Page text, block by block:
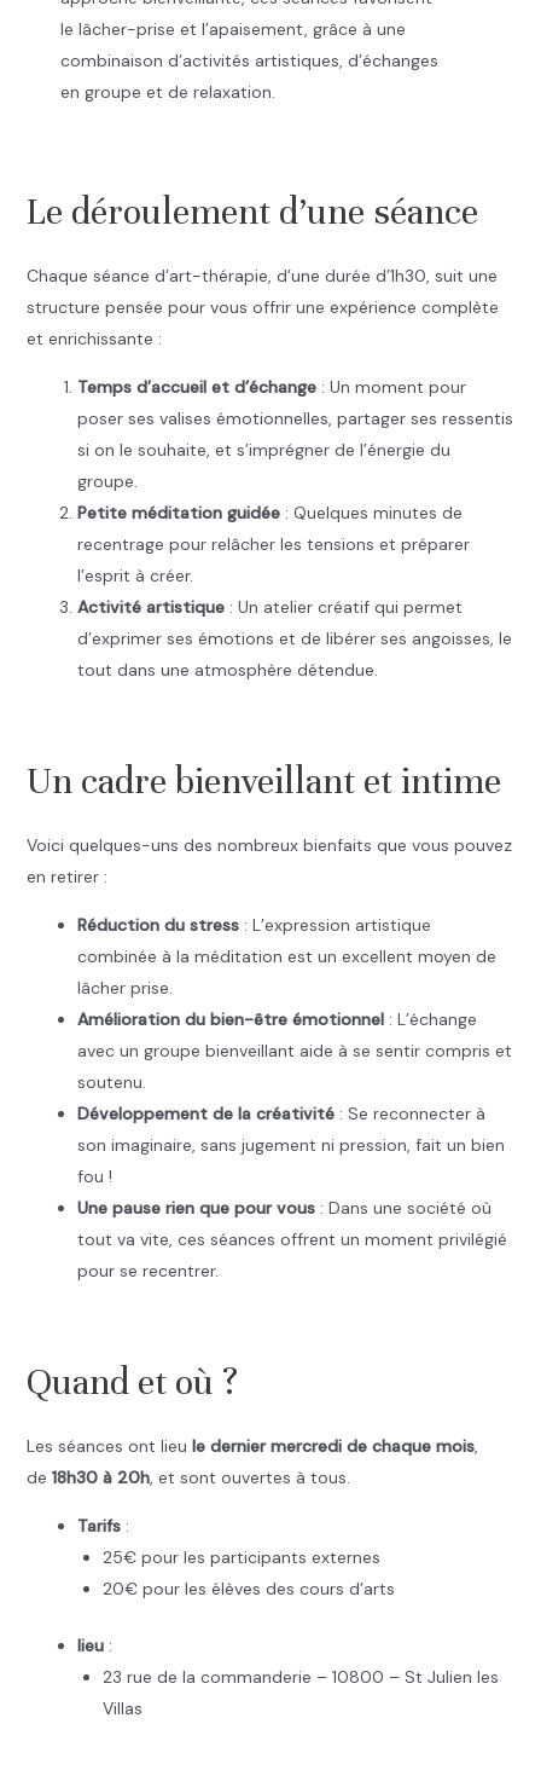
le lâcher-prise et l’apaisement, grâce à une
combinaison d’activités artistiques, d’échanges
en groupe et de relaxation.
Le déroulement d’une séance
Chaque séance d’art-thérapie, d’une durée d’1h30, suit une
structure pensée pour vous offrir une expérience complète
et enrichissante :
Temps d’accueil et d’échange: Un moment pour
poser ses valises émotionnelles, partager ses ressentis
si on le souhaite, et s’imprégner de l’énergie du
groupe.
Petite méditation guidée: Quelques minutes de
recentrage pour relâcher les tensions et préparer
l’esprit à créer.
Activité artistique: Un atelier créatif qui permet
d’exprimer ses émotions et de libérer ses angoisses, le
tout dans une atmosphère détendue.
Un cadre bienveillant et intime
Voici quelques-uns des nombreux bienfaits que vous pouvez
en retirer :
Réduction du stress: L’expression artistique
combinée à la méditation est un excellent moyen de
lâcher prise.
Amélioration du bien-être émotionnel: L’échange
avec un groupe bienveillant aide à se sentir compris et
soutenu.
Développement de la créativité: Se reconnecter à
son imaginaire, sans jugement ni pression, fait un bien
fou !
Une pause rien que pour vous: Dans une société où
tout va vite, ces séances offrent un moment privilégié
pour se recentrer.
Quand et où ?
Les séances ont lieu le dernier mercredi de chaque mois,
de 18h30 à 20h, et sont ouvertes à tous.
Tarifs:
25€ pour les participants externes
20€ pour les élèves des cours d’arts
lieu:
23 rue de la commanderie – 10800 – St Julien les
Villas